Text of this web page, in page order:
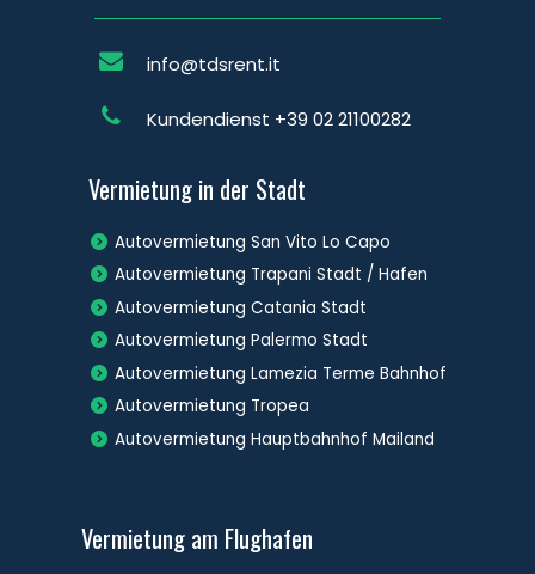
info@tdsrent.it
Kundendienst +39 02 21100282
Vermietung in der Stadt
Autovermietung San Vito Lo Capo
Autovermietung Trapani Stadt / Hafen
Autovermietung Catania Stadt
Autovermietung Palermo Stadt
Autovermietung Lamezia Terme Bahnhof
Autovermietung Tropea
Autovermietung Hauptbahnhof Mailand
Vermietung am Flughafen